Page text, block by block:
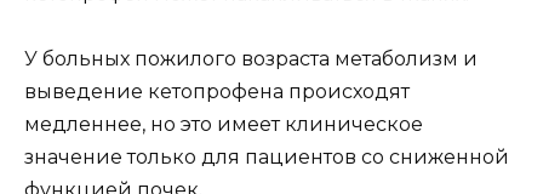
У больных пожилого возраста метаболизм и
выведение кетопрофена происходят
медленнее, но это имеет клиническое
значение только для пациентов со сниженной